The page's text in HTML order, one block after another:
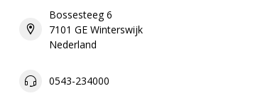
Bossesteeg 6
7101 GE Winterswijk
Nederland
0543-234000